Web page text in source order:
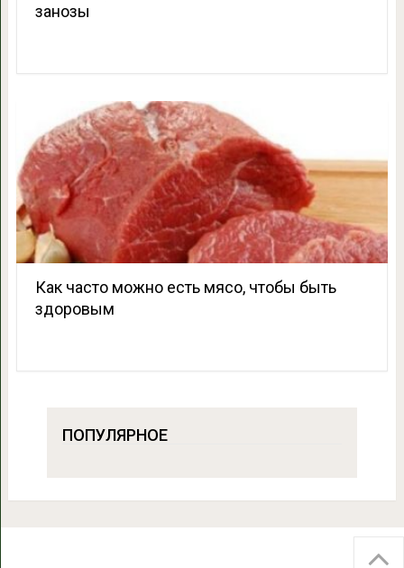
занозы
Как часто можно есть мясо, чтобы быть
здоровым
ПОПУЛЯРНОЕ